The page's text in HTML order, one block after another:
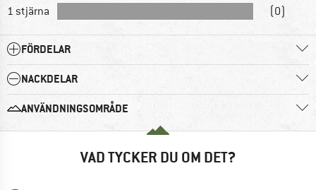
1 stjärna
(0)
FÖRDELAR
NACKDELAR
ANVÄNDNINGSOMRÅDE
VAD TYCKER DU OM DET?